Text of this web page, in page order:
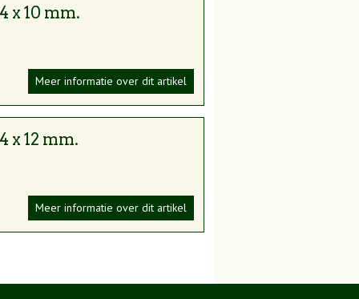
vertrouwen aan uw project kunt
zijn wij ook op afspraak geopend.
webshop
en gereedschappen. Als officieel
jarenlange ervaring en expertise in de
productomschrijvingen.
x 10 mm.
Meer informatie over dit artikel
x 12 mm.
Meer informatie over dit artikel